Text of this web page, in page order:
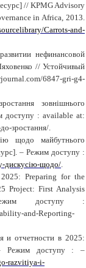
]// KPMG Advisory
in Africa, 2013.
Carrots-and-
нефинансовой
// Устойчивый
6847-gri-g4-
зовнішнього
доступу :available at:
зростання/.
щодо майбутнього
]. – Режим доступу :
дискусію-щодо/.
Preparing for the
Project: First Analysis
доступу :
and-Reporting-
и отчетности в 2025:
– Режим доступу : –
razvitiya-i-